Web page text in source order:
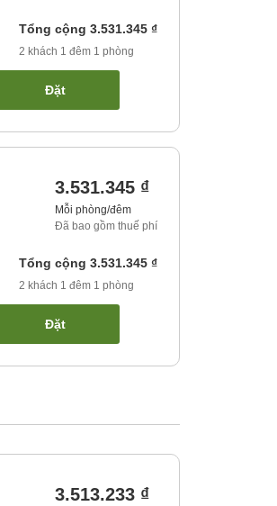
Tổng cộng 3.531.345 ₫
2 khách 1 đêm 1 phòng
Đặt
3.531.345 ₫
Mỗi phòng/đêm
Đã bao gồm thuế phí
Tổng cộng 3.531.345 ₫
2 khách 1 đêm 1 phòng
Đặt
3.513.233 ₫